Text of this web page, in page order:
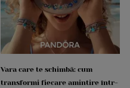
Vara care te schimbă: cum
transformi fiecare amintire într-